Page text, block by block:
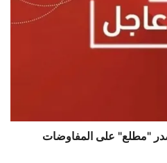
"مطلع" على المفاوضات